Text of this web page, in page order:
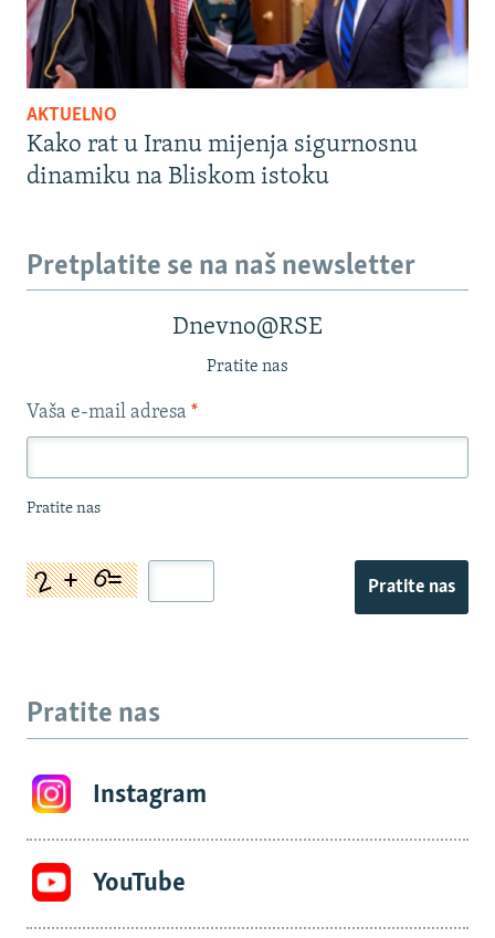
AKTUELNO
Kako rat u Iranu mijenja sigurnosnu
dinamiku na Bliskom istoku
Pretplatite se na naš newsletter
Dnevno@RSE
Pratite nas
Vaša e-mail adresa *
Pratite nas
Pratite nas
Pratite nas
Instagram
YouTube